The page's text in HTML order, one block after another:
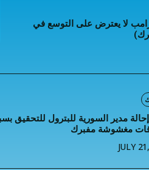
لا يعترض على التوسع في
إحالة مدير السورية للبترول للتحقيق
مغشوشة مفبرك
JULY